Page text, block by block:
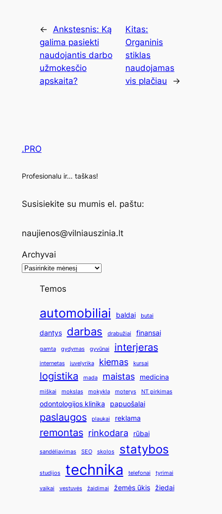
← Ankstesnis: Ką
galima pasiekti
naudojantis darbo
užmokesčio
apskaita?
Kitas:
Organinis
stiklas
naudojamas
vis plačiau
→
.PRO
Profesionalu ir… taškas!
Susisiekite su mumis el. paštu:
naujienos@vilniauszinia.lt
Archyvai
Temos
automobiliai baldai butai
dantys darbas drabužiai finansai
gamta gydymas gyvūnai interjeras
internetas juvelyrika kiemas kursai
logistika mada maistas medicina
miškai mokslas mokykla moterys NT pirkimas
odontologijos klinika papuošalai
paslaugos plaukai reklama
remontas rinkodara rūbai
sandėliavimas SEO skolos statybos
studijos technika telefonai tyrimai
vaikai vestuvės žaidimai žemės ūkis žiedai